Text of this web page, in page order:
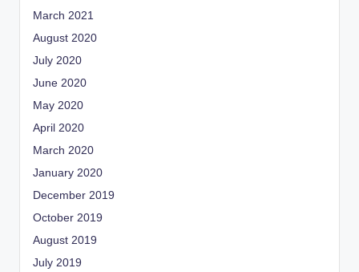
March 2021
August 2020
July 2020
June 2020
May 2020
April 2020
March 2020
January 2020
December 2019
October 2019
August 2019
July 2019